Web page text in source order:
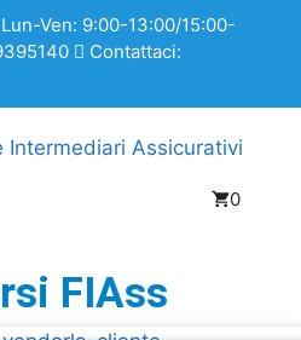
Ven: 9:00-13:00/15:00-
Contattaci:
0
FIAss